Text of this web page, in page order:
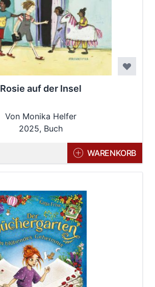
Rosie auf der Insel
Von Monika Helfer
2025, Buch
WARENKORB